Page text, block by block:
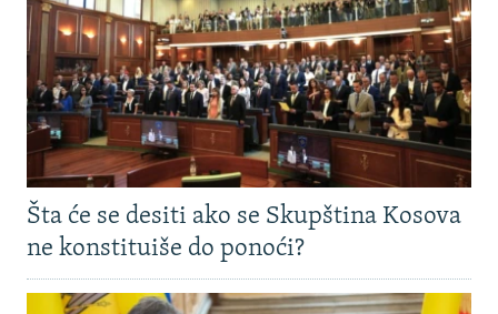
Šta će se desiti ako se Skupština Kosova
ne konstituiše do ponoći?